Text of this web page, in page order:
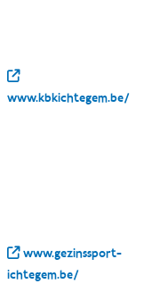
www.kbkichtegem.be/
www.gezinssport-
ichtegem.be/